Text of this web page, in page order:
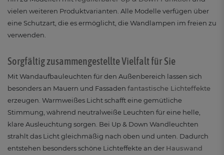
vielen weiteren Produktvarianten. Alle Modelle verfügen über
eine Schutzart, die es ermöglicht, die Wandlampen im freien zu
verwenden.
Sorgfältig zusammengestellte Vielfalt für Sie
Mit Wandaufbauleuchten für den Außenbereich lassen sich
besonders an Mauern und Fassaden fantastische Lichteffekte
erzeugen. Warmweißes Licht schafft eine gemütliche
Stimmung, während neutralweiße Leuchten für eine helle,
klare Ausleuchtung sorgen. Bei Up & Down Wandleuchten
strahlt das Licht gleichmäßig nach oben und unten. Dadurch
entstehen besonders schöne Lichteffekte an der Hauswand